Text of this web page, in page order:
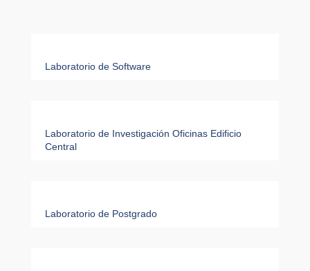
Laboratorio de Software
Laboratorio de Investigación Oficinas Edificio
Central
Laboratorio de Postgrado